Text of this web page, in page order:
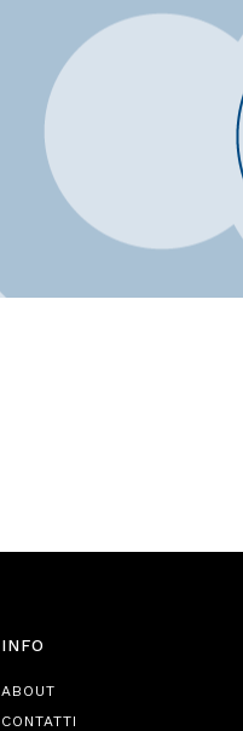
INFO
ABOUT
CONTATTI